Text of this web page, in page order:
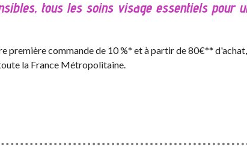
tous les soins visage essentiels pour
première commande de 10 %* et à partir de 80€**
la France Métropolitaine.